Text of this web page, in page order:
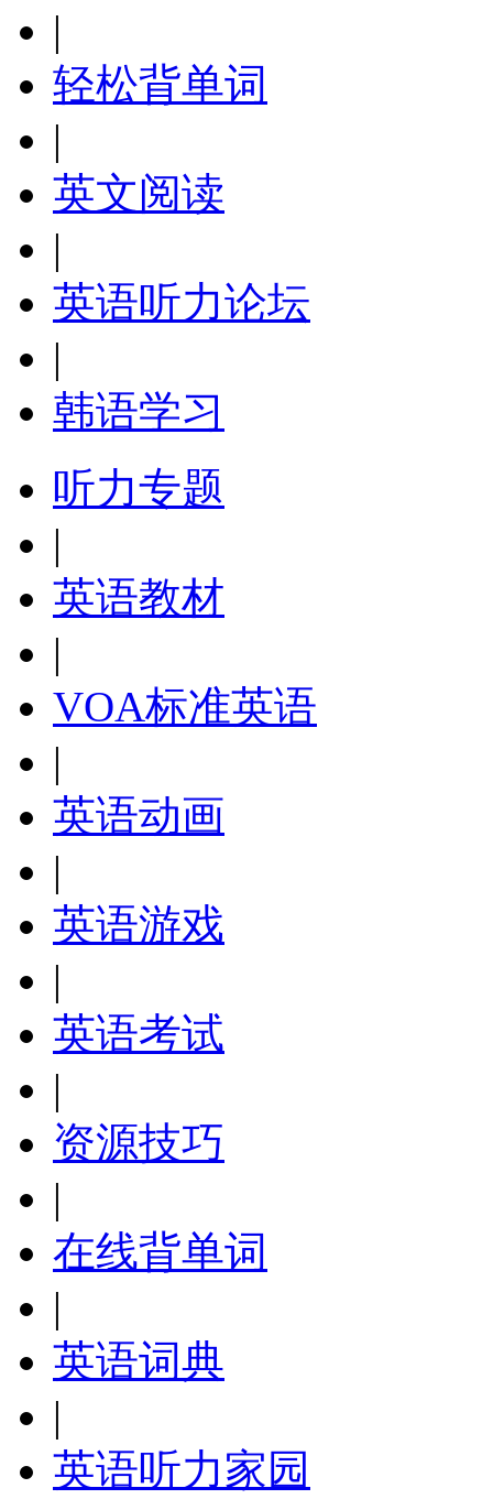
|
轻松背单词
|
英文阅读
|
英语听力论坛
|
韩语学习
听力专题
|
英语教材
|
VOA标准英语
|
英语动画
|
英语游戏
|
英语考试
|
资源技巧
|
在线背单词
|
英语词典
|
英语听力家园